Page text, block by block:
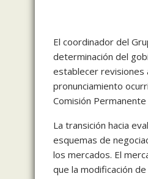
El coordinador del
determinación del
establecer revisiones
pronunciamiento
Comisión
La transición hacia
esquemas de
los mercados. El
que la modificación